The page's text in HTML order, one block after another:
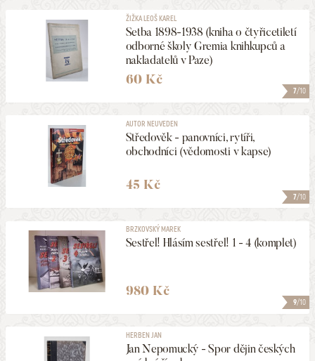
7/10
ŽIŽKA LEOŠ KAREL
Setba 1898-1938 (kniha o čtyřicetiletí
odborné školy Gremia knihkupců a
nakladatelů v Paze)
60 Kč
7/10
AUTOR NEUVEDEN
Středověk - panovníci, rytíři,
obchodníci (vědomosti v kapse)
45 Kč
9/10
BRZKOVSKÝ MAREK
Sestřel! Hlásím sestřel! 1 - 4 (komplet)
980 Kč
HERBEN JAN
Jan Nepomucký - Spor dějin českých